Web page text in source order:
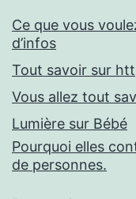
Ce que vous
d’infos
Tout savoir sur
Vous allez tout
Lumière sur Bébé
Pourquoi elles
de personnes.